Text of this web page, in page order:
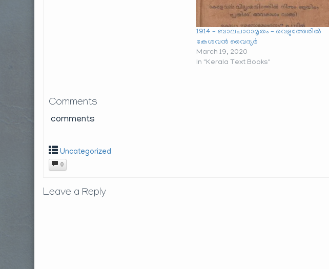
1914 – ബാലപാഠാമൃതം – വെളുത്തേരിൽ
കേശവൻ വൈദ്യർ
March 19, 2020
In "Kerala Text Books"
Comments
comments
Uncategorized
0
Leave a Reply